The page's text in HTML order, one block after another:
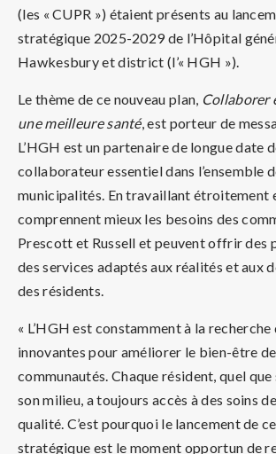
(les « CUPR ») étaient présents au
stratégique 2025-2029 de l’Hôpital
Hawkesbury et district (l’« HGH »).
Le thème de ce nouveau plan, Collaborer
une meilleure santé, est porteur de
L’HGH est un partenaire de longue date
collaborateur essentiel dans l’ensemble
municipalités. En travaillant étroitement
comprennent mieux les besoins des
Prescott et Russell et peuvent offrir des
des services adaptés aux réalités et aux
des résidents.
« L’HGH est constamment à la
innovantes pour améliorer le bien-être
communautés. Chaque résident, quel
son milieu, a toujours accès à des soins
qualité. C’est pourquoi le lancement de
stratégique est le moment opportun de